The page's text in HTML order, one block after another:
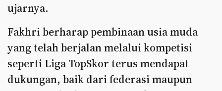
ujarnya.
Fakhri berharap pembinaan usia muda
yang telah berjalan melalui kompetisi
seperti Liga TopSkor terus mendapat
dukungan, baik dari federasi maupun